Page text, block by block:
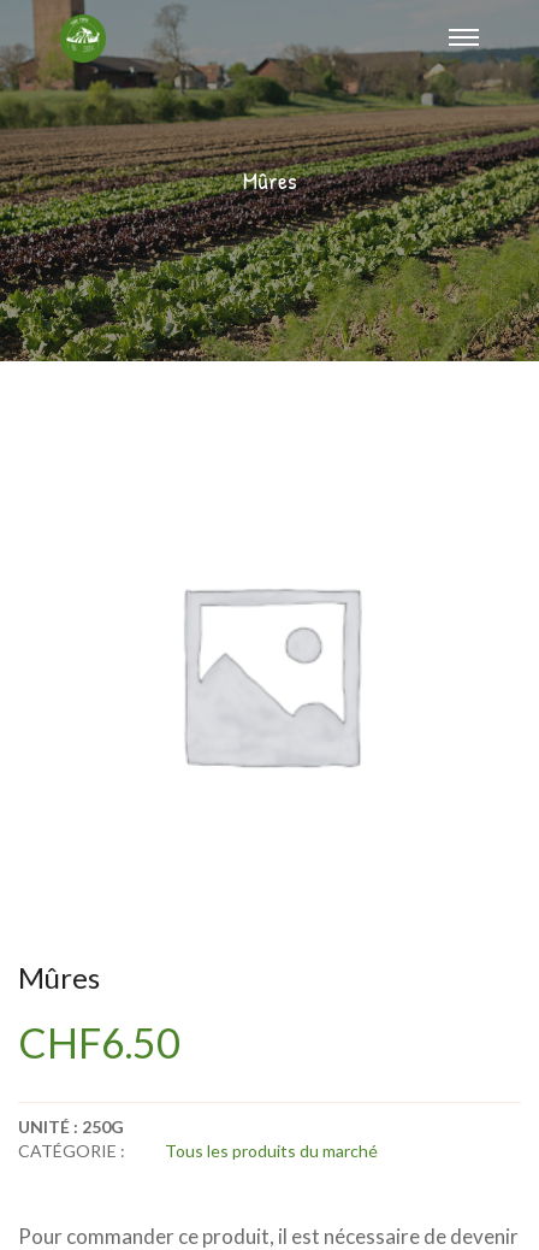
Mûres
Mûres
CHF6.50
UNITÉ : 250G
CATÉGORIE :
Tous les produits du marché
Pour commander ce produit, il est nécessaire de devenir